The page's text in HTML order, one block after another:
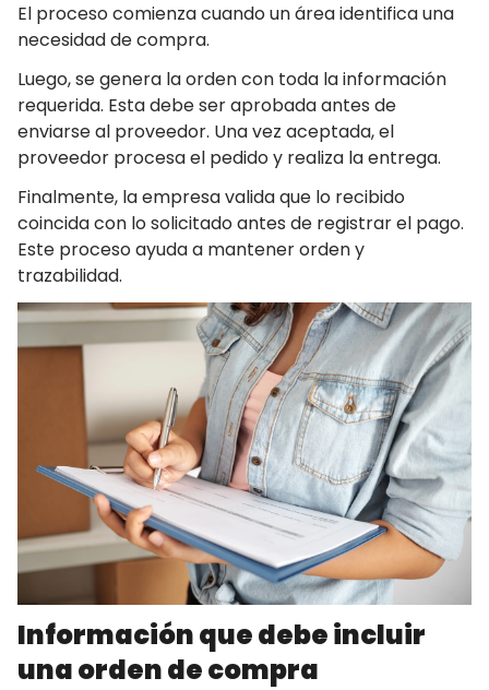
El proceso comienza cuando un área identifica una
necesidad de compra.
Luego, se genera la orden con toda la información
requerida. Esta debe ser aprobada antes de
enviarse al proveedor. Una vez aceptada, el
proveedor procesa el pedido y realiza la entrega.
Finalmente, la empresa valida que lo recibido
coincida con lo solicitado antes de registrar el pago.
Este proceso ayuda a mantener orden y
trazabilidad.
Información que debe incluir
una orden de compra